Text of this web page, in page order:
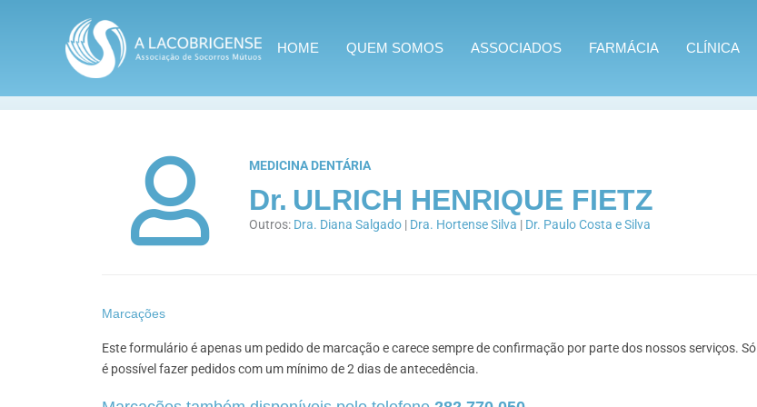
HOME QUEM SOMOS ASSOCIADOS FARMÁCIA CLÍNICA
MEDICINA DENTÁRIA
Dr. ULRICH HENRIQUE FIETZ
Outros: Dra. Diana Salgado | Dra. Hortense Silva | Dr. Paulo Costa e Silva
Marcações
Este formulário é apenas um pedido de marcação e carece sempre de confirmação por parte dos nossos serviços. Só
é possível fazer pedidos com um mínimo de 2 dias de antecedência.